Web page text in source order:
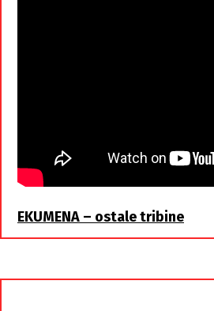
EKUMENA – ostale tribine